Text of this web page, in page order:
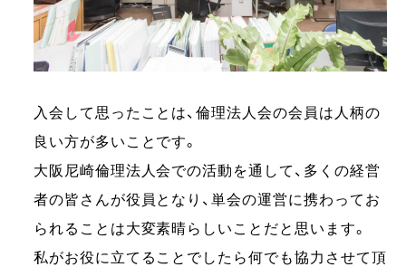
入会して思ったことは、倫理法人会の会員は人柄の
良い方が多いことです。
大阪尼崎倫理法人会での活動を通して、多くの経営
者の皆さんが役員となり、単会の運営に携わってお
られることは大変素晴らしいことだと思います。
私がお役に立てることでしたら何でも協力させて頂